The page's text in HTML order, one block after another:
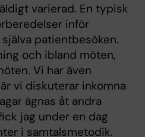
varierad. En typisk
inför
patientbesöken.
och ibland möten,
Vi har även
vi diskuterar inkomna
ägnas åt andra
jag under en dag
i samtalsmetodik.